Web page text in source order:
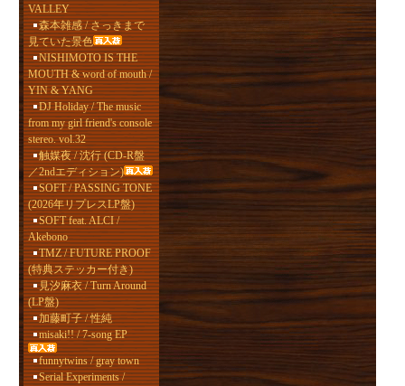
VALLEY
森本雑感 / さっきまで
見ていた景色
NISHIMOTO IS THE
MOUTH & word of mouth /
YIN & YANG
DJ Holiday / The music
from my girl friend's console
stereo. vol.32
触媒夜 / 沈行 (CD-R盤
／2ndエディション)
SOFT / PASSING TONE
(2026年リプレスLP盤)
SOFT feat. ALCI /
Akebono
TMZ / FUTURE PROOF
(特典ステッカー付き)
見汐麻衣 / Turn Around
(LP盤)
加藤町子 / 性純
misaki!! / 7-song EP
funnytwins / gray town
Serial Experiments /